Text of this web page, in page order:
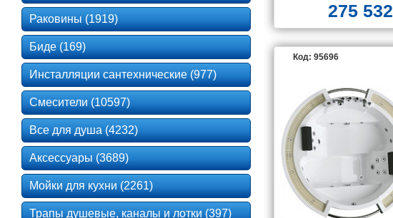
275 532
Код: 95696
Раковины (1919)
Биде (169)
Инсталляции сантехнические (977)
Смесители (10597)
Все для душа (4232)
Аксессуары (3689)
Мойки для кухни (2261)
Трапы душевые, каналы и лотки (397)